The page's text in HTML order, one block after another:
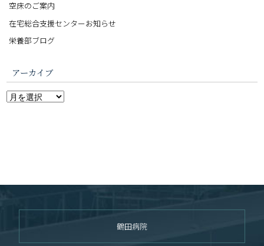
空床のご案内
在宅総合支援センターお知らせ
栄養部ブログ
アーカイブ
鶴田病院